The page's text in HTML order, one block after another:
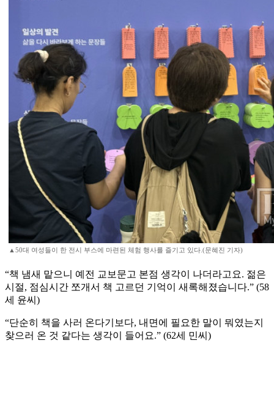
▲50대 여성들이 한 전시 부스에 마련된 체험 행사를 즐기고 있다.(문혜진 기자)
“책 냄새 맡으니 예전 교보문고 본점 생각이 나더라고요. 젊은
시절, 점심시간 쪼개서 책 고르던 기억이 새록해졌습니다.” (58
세 윤씨)
“단순히 책을 사러 온다기보다, 내면에 필요한 말이 뭐였는지
찾으러 온 것 같다는 생각이 들어요.” (62세 민씨)